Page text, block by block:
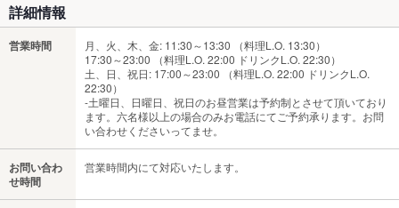
詳細情報
営業時間
月、火、木、金: 11:30～13:30 （料理L.O. 13:30）
17:30～23:00 （料理L.O. 22:00 ドリンクL.O. 22:30）
土、日、祝日: 17:00～23:00 （料理L.O. 22:00 ドリンクL.O.
22:30）
-土曜日、日曜日、祝日のお昼営業は予約制とさせて頂いており
ます。六名様以上の場合のみお電話にてご予約承ります。お問
い合わせくださいってませ。
お問い合わ
せ時間
営業時間内にて対応いたします。